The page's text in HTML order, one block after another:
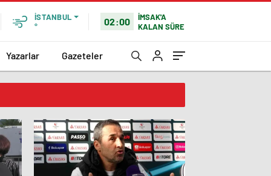
İSTANBUL
°
02:00
İMSAK'A
KALAN SÜRE
Yazarlar Gazeteler